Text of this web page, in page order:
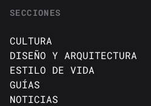
SECCIONES
CULTURA
DISEÑO Y ARQUITECTURA
ESTILO DE VIDA
GUÍAS
NOTICIAS